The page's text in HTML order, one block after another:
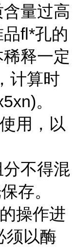
量过高
fl*孔的
释一定
计算时
。
用，以
不得混
存。
操作进
须以酶